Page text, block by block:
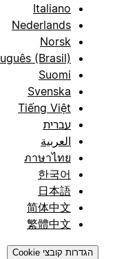
Italiano
Nederlands
Norsk
Português (Brasil)
Suomi
Svenska
Tiếng Việt
עברית
العربية
ภาษาไทย
한국어
日本語
简体中文
繁體中文
הגדרות קובצי Cookie